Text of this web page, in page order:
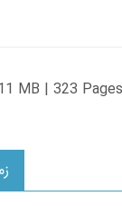
MB | 323 Pages